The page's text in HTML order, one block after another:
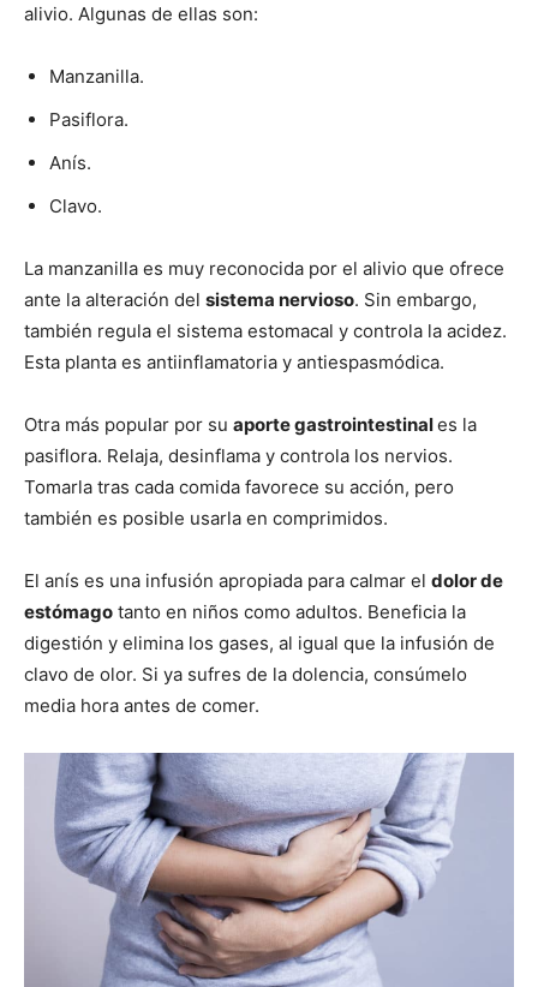
alivio. Algunas de ellas son:
Manzanilla.
Pasiflora.
Anís.
Clavo.
La manzanilla es muy reconocida por el alivio que ofrece
ante la alteración del sistema nervioso. Sin embargo,
también regula el sistema estomacal y controla la acidez.
Esta planta es antiinflamatoria y antiespasmódica.
Otra más popular por su aporte gastrointestinales la
pasiflora. Relaja, desinflama y controla los nervios.
Tomarla tras cada comida favorece su acción, pero
también es posible usarla en comprimidos.
El anís es una infusión apropiada para calmar el dolor de
estómago tanto en niños como adultos. Beneficia la
digestión y elimina los gases, al igual que la infusión de
clavo de olor. Si ya sufres de la dolencia, consúmelo
media hora antes de comer.